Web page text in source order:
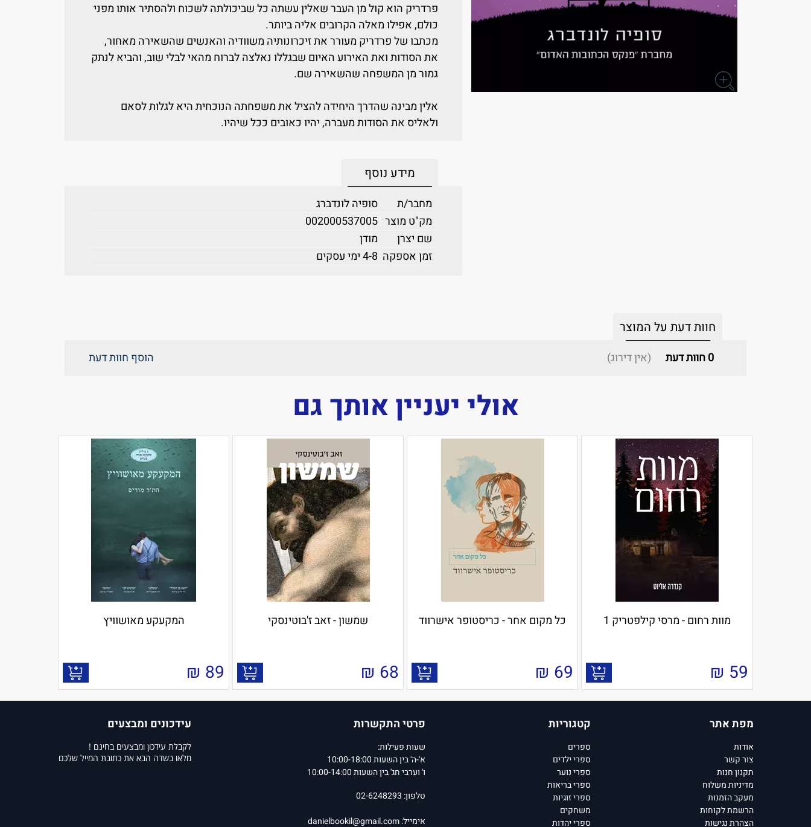
פרדריק הוא קול מן העבר שאלין עשתה כל שביכולתה לשכוח ולהסתיר אותו מפני
כולם, אפילו מאלה הקרובים אליה ביותר.
מכתבו של פרדריק מעורר את זיכרונותיה משוודיה והאנשים שהשאירה מאחור,
את הסודות ואת האירוע האיום שבגללו נאלצה לברוח מהאי לבלי שוב, והביא לנתק
גמור מן המשפחה שהשאירה שם.
אלין מבינה שהדרך היחידה להציל את משפחתה הנוכחית היא לגלות לסאם
ולאליס את הסודות מעברה, יהיו כאובים ככל שיהיו.
מידע נוסף
מחבר/ת
סופיה לונדברג
מק"ט מוצר 002000537005
שם יצרן
מודן
זמן אספקה 4-8 ימי עסקים
חוות דעת על המוצר
0חוות דעת (אין דירוג) הוסף חוות דעת
אולי יעניין אותך גם
מוות רחום - מרסי קילפטריק 1
59
₪
כל מקום אחר - כריסטופר אישרווד
69
₪
שמשון - זאב ז'בוטינסקי
68
₪
המקעקע מאושוויץ
89
₪
מפת אתר
אודות
צור קשר
תקנון חנות
מדיניות משלוח
מעקב הזמנות
הרשמת לקוחות
הצהרת נגישות
קטגוריות
ספרים
ספרי ילדים
ספרי נוער
ספרי בריאות
ספרי זוגיות
משחקים
ספרי יהדות
פרטי התקשרות
שעות פעילות:
א'-ה' בין השעות 10:00-18:00
ו' וערבי חג' בין השעות 10:00-14:00
טלפון: 02-6248293
אימייל:danielbookil@gmail.com
עידכונים ומבצעים
לקבלת עידכון ומבצעים בחינם !
מלאו בשדה הבא את כתובת המייל שלכם